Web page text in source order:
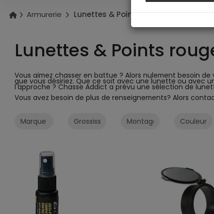
Armurerie Lunettes & Points rouges
Lunettes & Points
Vous aimez chasser en battue ? Alors nulement besoin
que vous désiriez. Que ce soit avec une lunette ou avec
l'approche ? Chasse Addict a prévu une sélection de
Vous avez besoin de plus de renseignements? Alors